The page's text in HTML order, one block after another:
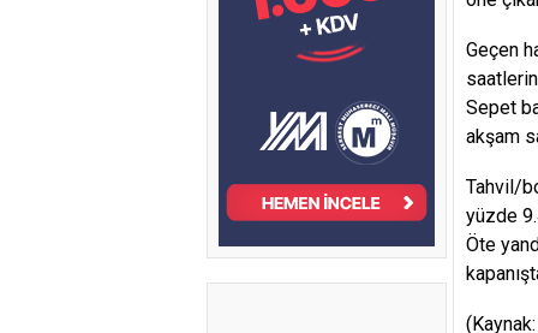
Geçen
Sepet
akşam
Tahvil/
yüzde
Öte